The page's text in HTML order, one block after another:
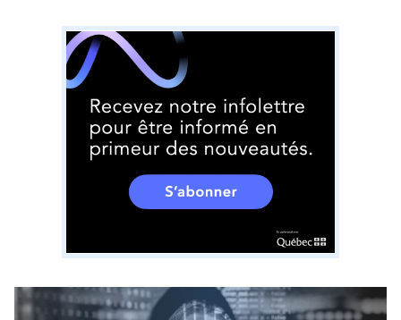
humaines, afin de concevoir une IA alignée sur
nos valeurs. Le défi : rendre cette technologie
sûre, éthique et véritablement au service de la
société.